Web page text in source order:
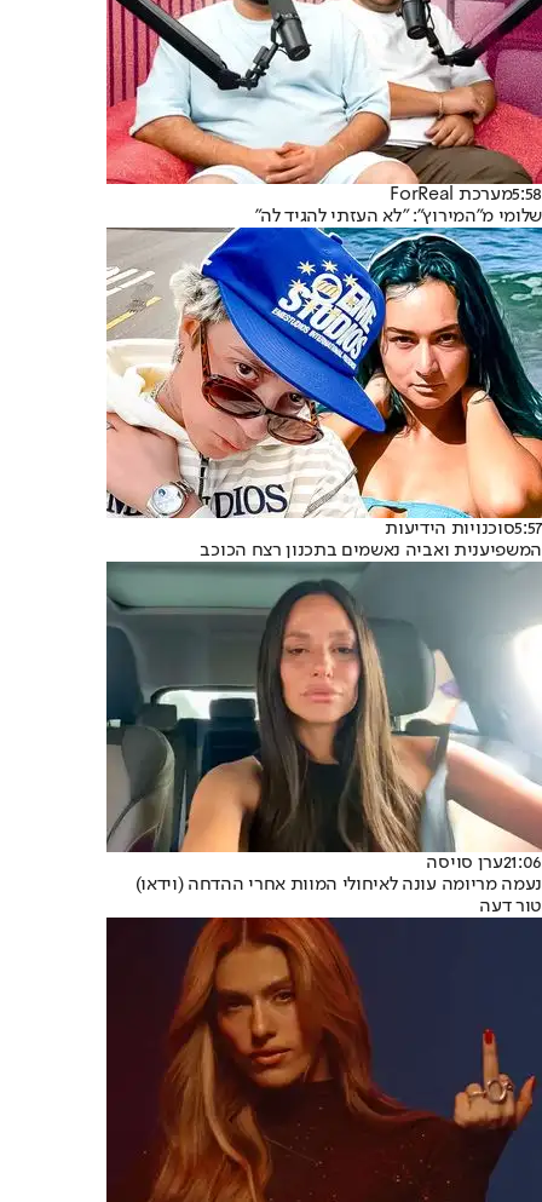
5:58מערכת ForReal
שלומי מ"המירוץ": "לא העזתי להגיד לה"
5:57סוכנויות הידיעות
המשפיענית ואביה נאשמים בתכנון רצח הכוכב
21:06ערן סויסה
נעמה מריומה עונה לאיחולי המוות אחרי ההדחה (וידאו)
טור דעה